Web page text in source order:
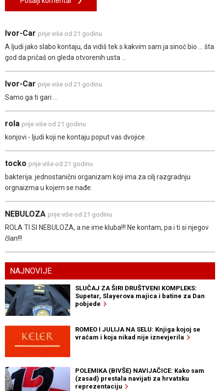
Ivor-Car prije više od 21 godinu
A ljudi jako slabo kontaju, da vidiš tek s kakvim sam ja sinoć bio ... šta
god da pričaš on gleda otvorenih usta ...
Ivor-Car prije više od 21 godinu
Samo ga ti gari ...
rola prije više od 21 godinu
konjovi - ljudi koji ne kontaju poput vas dvojice.
tocko prije više od 21 godinu
bakterija. jednostanični organizam koji ima za cilj razgradnju
orgnaizma u kojem se nađe.
NEBULOZA prije više od 21 godinu
ROLA TI SI NEBULOZA, a ne ime kluba!!! Ne kontam, pa i ti si njegov
član!!!
NAJNOVIJE
SLUČAJ ZA ŠIRI DRUŠTVENI KOMPLEKS:
Supetar, Slayerova majica i batine za Dan
pobjede
ROMEO I JULIJA NA SELU: Knjiga kojoj se
vraćam i koja nikad nije iznevjerila
POLEMIKA (BIVŠE) NAVIJAČICE: Kako sam
(zasad) prestala navijati za hrvatsku
reprezentaciju